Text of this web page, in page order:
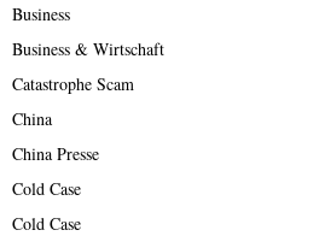
Business
Business & Wirtschaft
Catastrophe Scam
China
China Presse
Cold Case
Cold Case